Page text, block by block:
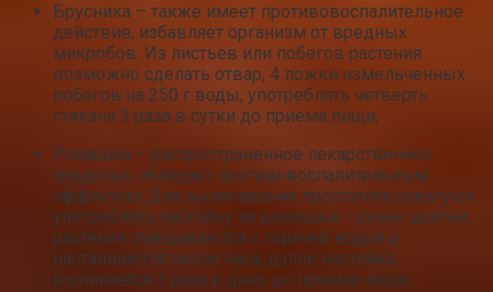
Брусника – также имеет противовоспалительное
действие, избавляет организм от вредных
микробов. Из листьев или побегов растения
возможно сделать отвар, 4 ложки измельченных
побегов на 250 г воды, употреблять четверть
стакана 3 раза в сутки до приема пищи;
Ромашка – распространенное лекарственное
средство, обладает противовоспалительным
эффектом. Для вылечивания простатита советуют
употреблять настойку из ромашки – сухие цветки
растения смешиваются с горячей водой и
настаиваются около часа, далее настойка
выпивается 3 раза в день до приема пищи;